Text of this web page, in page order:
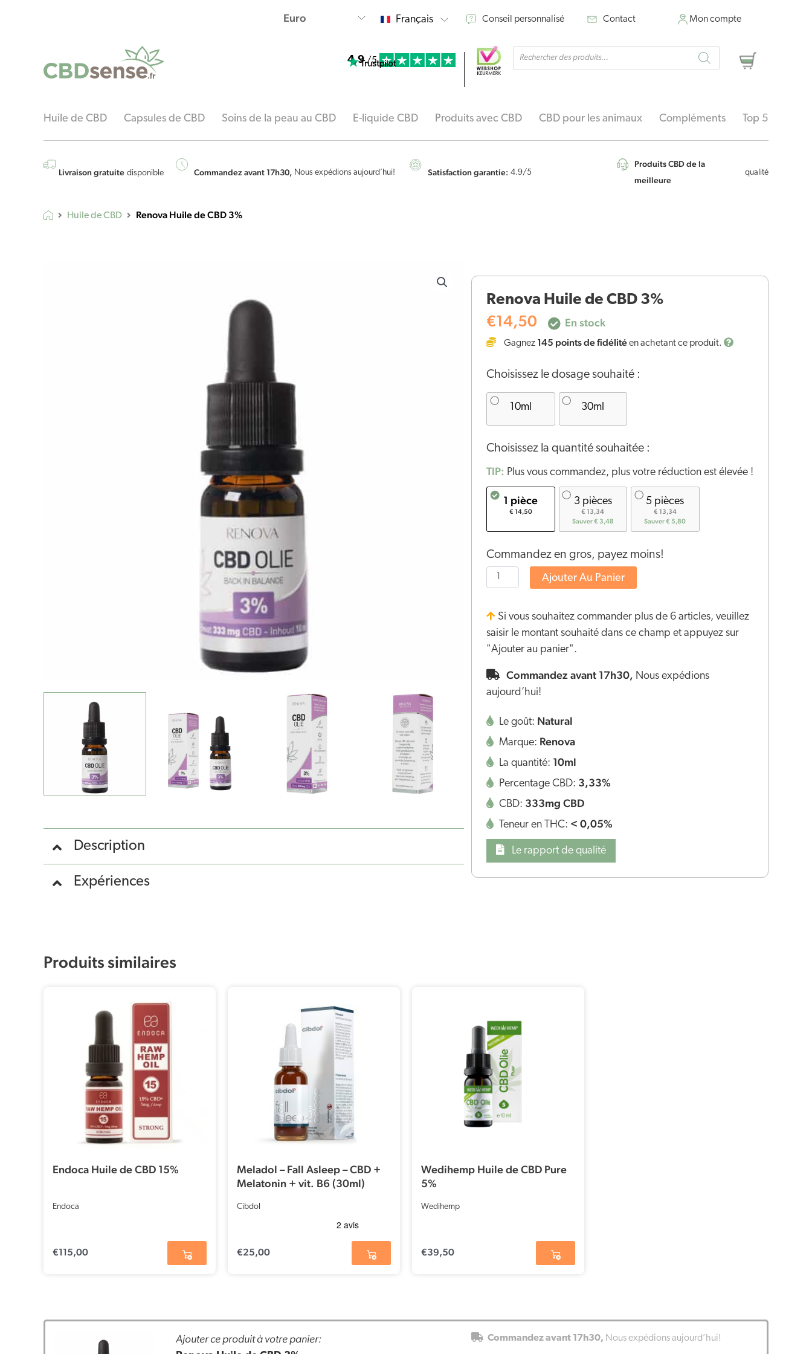
Français Conseil personnalisé Contact Mon compte
4.9 /5
Recherche
de
produits
Panier
Huile de CBD Capsules de CBD Soins de la peau au CBD E-liquide CBD Produits avec CBD CBD pour les animaux Compléments Top 5
Livraison gratuite disponible Commandez avant 17h30, Nous expédions aujourd’hui! Satisfaction garantie: 4.9/5
Produits CBD de la
meilleure
qualité
Huile de CBD Renova Huile de CBD 3%
Description
Expériences
Renova Huile de CBD 3%
€14,50 En stock
Gagnez 145 points de fidélitéen achetant ce produit.
Choisissez le dosage souhaité :
10ml 30ml
Choisissez la quantité souhaitée :
TIP: Plus vous commandez, plus votre réduction est élevée !
1 pièce
€ 14,50
3 pièces
€ 13,34
Sauver € 3,48
5 pièces
€ 13,34
Sauver € 5,80
Commandez en gros, payez moins!
Renova
Huile
CBD
Ajouter Au Panier
Si vous souhaitez commander plus de 6 articles, veuillez
saisir le montant souhaité dans ce champ et appuyez sur
"Ajouter au panier".
Commandez avant 17h30, Nous expédions
aujourd’hui!
Le goût: Natural
Marque: Renova
La quantité: 10ml
Percentage CBD: 3,33%
CBD: 333mg CBD
Teneur en THC: < 0,05%
Le rapport de qualité
Produits similaires
Endoca Huile de CBD 15%
Endoca
€115,00
Meladol – Fall Asleep – CBD +
Melatonin + vit. B6 (30ml)
Cibdol
€25,00
Wedihemp Huile de CBD Pure
5%
Wedihemp
€39,50
Ajouter ce produit à votre panier: Commandez avant 17h30, Nous expédions aujourd’hui!